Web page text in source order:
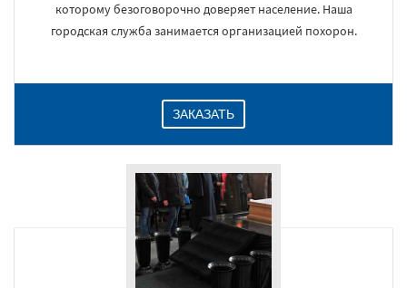
которому безоговорочно доверяет население. Наша
городская служба занимается организацией похорон.
ЗАКАЗАТЬ
Даю согласие на обработку персональных данных